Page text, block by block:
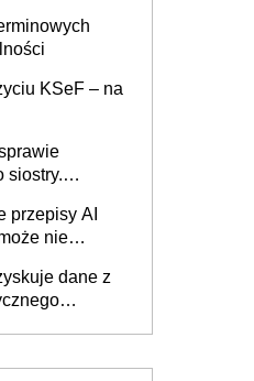
KSeF – na
siostry.
nie będzie
przepisy AI
nie
dane z